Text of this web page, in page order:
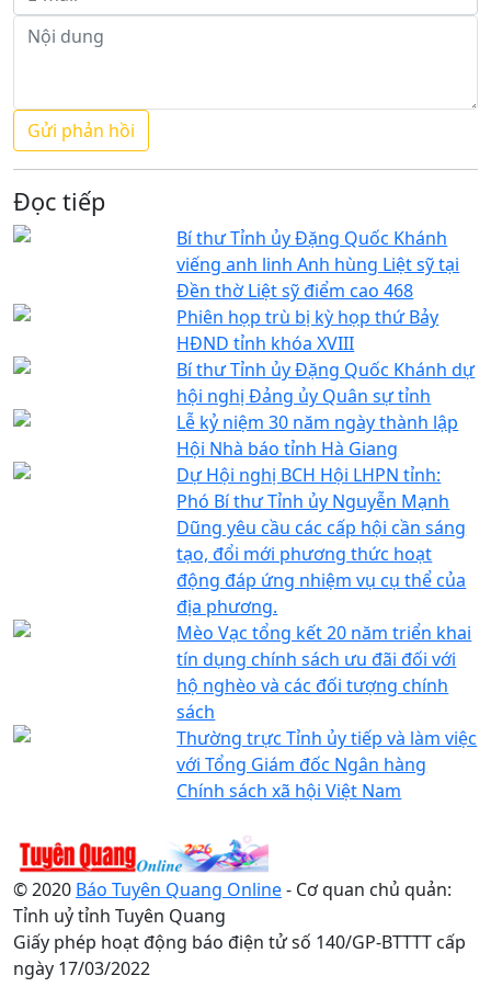
Đọc tiếp
Bí thư Tỉnh ủy Đặng Quốc Khánh
viếng anh linh Anh hùng Liệt sỹ tại
Đền thờ Liệt sỹ điểm cao 468
Phiên họp trù bị kỳ họp thứ Bảy
HĐND tỉnh khóa XVIII
Bí thư Tỉnh ủy Đặng Quốc Khánh dự
hội nghị Đảng ủy Quân sự tỉnh
Lễ kỷ niệm 30 năm ngày thành lập
Hội Nhà báo tỉnh Hà Giang
Dự Hội nghị BCH Hội LHPN tỉnh:
Phó Bí thư Tỉnh ủy Nguyễn Mạnh
Dũng yêu cầu các cấp hội cần sáng
tạo, đổi mới phương thức hoạt
động đáp ứng nhiệm vụ cụ thể của
địa phương.
Mèo Vạc tổng kết 20 năm triển khai
tín dụng chính sách ưu đãi đối với
hộ nghèo và các đối tượng chính
sách
Thường trực Tỉnh ủy tiếp và làm việc
với Tổng Giám đốc Ngân hàng
Chính sách xã hội Việt Nam
© 2020 Báo Tuyên Quang Online- Cơ quan chủ quản:
Tỉnh uỷ tỉnh Tuyên Quang
Giấy phép hoạt động báo điện tử số 140/GP-BTTTT cấp
ngày 17/03/2022